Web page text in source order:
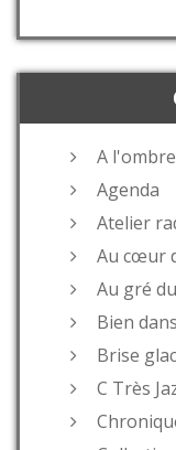
A
Agenda
Atelier
Au cœur
Au gré
Bien
Brise
C Très